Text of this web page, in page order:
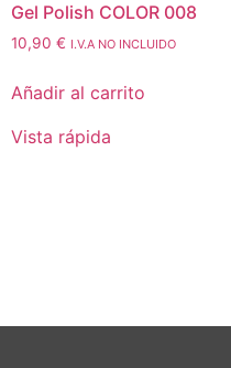
Gel Polish COLOR 008
10,90 € I.V.A NO INCLUIDO
Añadir al carrito
Vista rápida